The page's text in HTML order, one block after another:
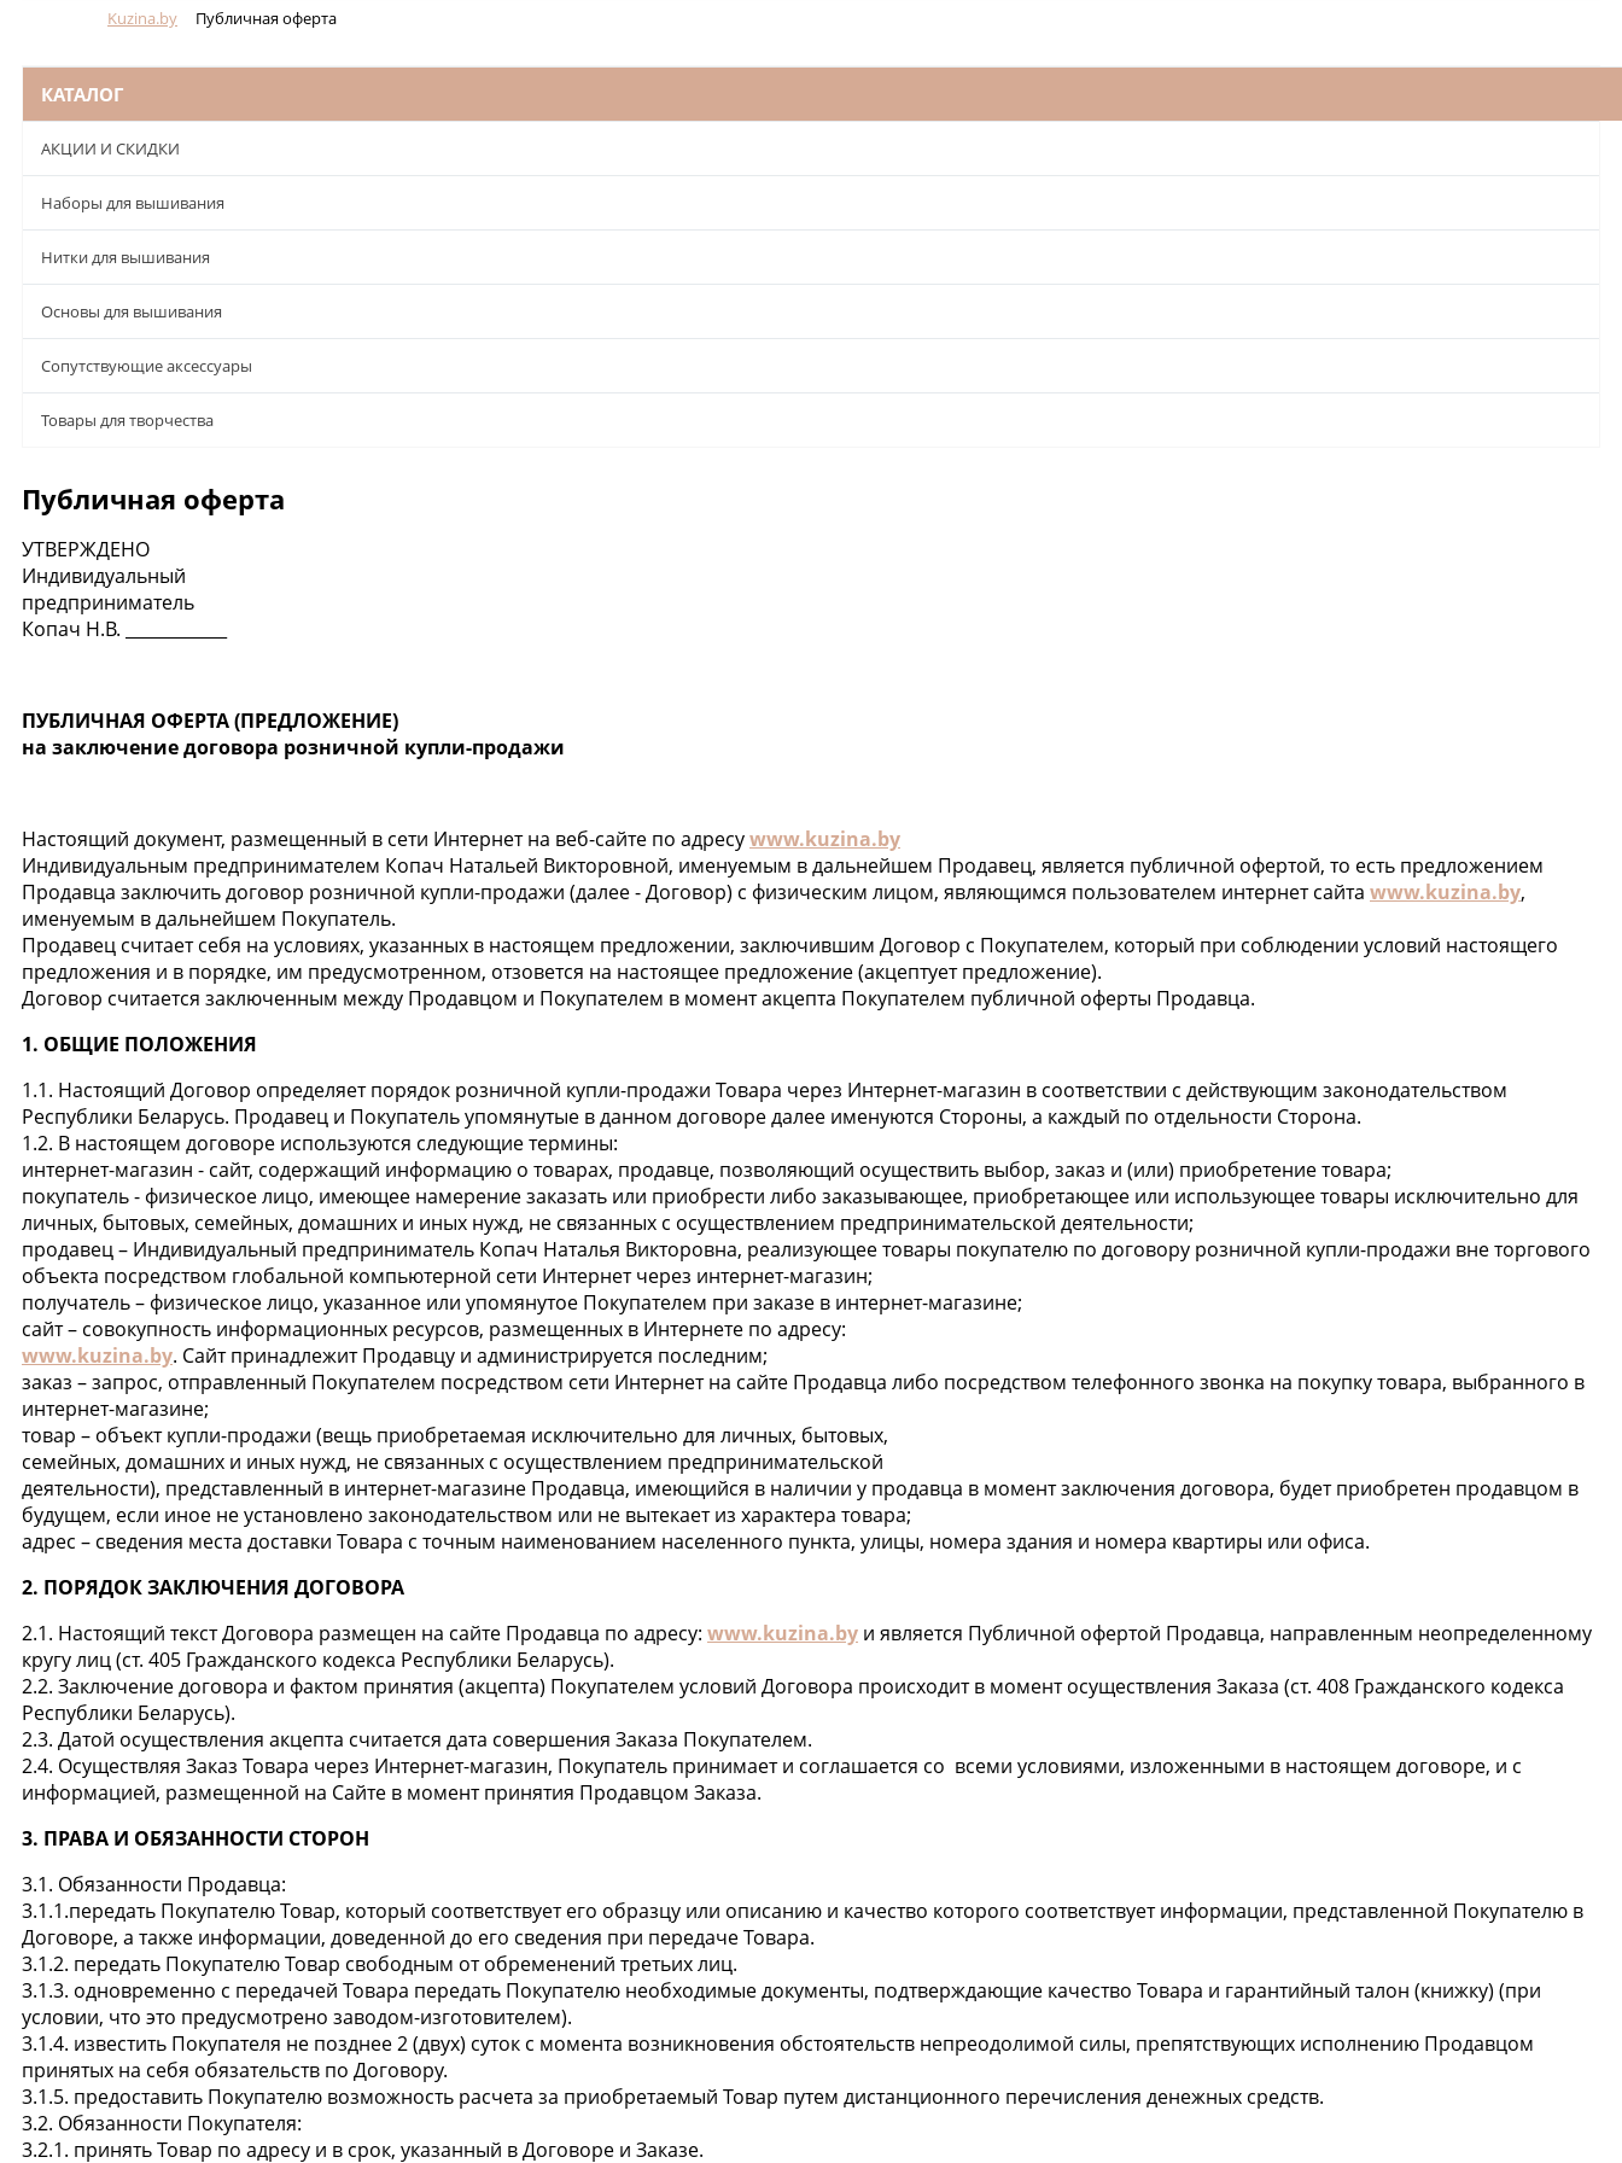
Kuzina.by Публичная оферта
КАТАЛОГ
АКЦИИ И СКИДКИ
Наборы для вышивания
Нитки для вышивания
Основы для вышивания
Сопутствующие аксессуары
Товары для творчества
Публичная оферта
УТВЕРЖДЕНО
Индивидуальный
предприниматель
Копач Н.В. ____________
ПУБЛИЧНАЯ ОФЕРТА (ПРЕДЛОЖЕНИЕ)
на заключение договора розничной купли-продажи
Настоящий документ, размещенный в сети Интернет на веб-сайте по адресуwww.kuzina.by
Индивидуальным предпринимателем Копач Натальей Викторовной, именуемым в дальнейшем Продавец, является публичной офертой, то есть предложением
Продавца заключить договор розничной купли-продажи (далее - Договор) с физическим лицом, являющимся пользователем интернет сайта www.kuzina.by,
именуемым в дальнейшем Покупатель.
Продавец считает себя на условиях, указанных в настоящем предложении, заключившим Договор с Покупателем, который при соблюдении условий настоящего
предложения и в порядке, им предусмотренном, отзовется на настоящее предложение (акцептует предложение).
Договор считается заключенным между Продавцом и Покупателем в момент акцепта Покупателем публичной оферты Продавца.
1. ОБЩИЕ ПОЛОЖЕНИЯ
1.1. Настоящий Договор определяет порядок розничной купли-продажи Товара через Интернет-магазин в соответствии с действующим законодательством
Республики Беларусь. Продавец и Покупатель упомянутые в данном договоре далее именуются Стороны, а каждый по отдельности Сторона.
1.2. В настоящем договоре используются следующие термины:
интернет-магазин - сайт, содержащий информацию о товарах, продавце, позволяющий осуществить выбор, заказ и (или) приобретение товара;
покупатель - физическое лицо, имеющее намерение заказать или приобрести либо заказывающее, приобретающее или использующее товары исключительно для
личных, бытовых, семейных, домашних и иных нужд, не связанных с осуществлением предпринимательской деятельности;
продавец – Индивидуальный предприниматель Копач Наталья Викторовна, реализующее товары покупателю по договору розничной купли-продажи вне торгового
объекта посредством глобальной компьютерной сети Интернет через интернет-магазин;
получатель – физическое лицо, указанное или упомянутое Покупателем при заказе в интернет-магазине;
сайт – совокупность информационных ресурсов, размещенных в Интернете по адресу:
www.kuzina.by. Сайт принадлежит Продавцу и администрируется последним;
заказ – запрос, отправленный Покупателем посредством сети Интернет на сайте Продавца либо посредством телефонного звонка на покупку товара, выбранного в
интернет-магазине;
товар – объект купли-продажи (вещь приобретаемая исключительно для личных, бытовых,
семейных, домашних и иных нужд, не связанных с осуществлением предпринимательской
деятельности), представленный в интернет-магазине Продавца, имеющийся в наличии у продавца в момент заключения договора, будет приобретен продавцом в
будущем, если иное не установлено законодательством или не вытекает из характера товара;
адрес – сведения места доставки Товара с точным наименованием населенного пункта, улицы, номера здания и номера квартиры или офиса.
2. ПОРЯДОК ЗАКЛЮЧЕНИЯ ДОГОВОРА
2.1. Настоящий текст Договора размещен на сайте Продавца по адресу: www.kuzina.by и является Публичной офертой Продавца, направленным неопределенному
кругу лиц (ст. 405 Гражданского кодекса Республики Беларусь).
2.2. Заключение договора и фактом принятия (акцепта) Покупателем условий Договора происходит в момент осуществления Заказа (ст. 408 Гражданского кодекса
Республики Беларусь).
2.3. Датой осуществления акцепта считается дата совершения Заказа Покупателем.
2.4. Осуществляя Заказ Товара через Интернет-магазин, Покупатель принимает и соглашается со всеми условиями, изложенными в настоящем договоре, и с
информацией, размещенной на Сайте в момент принятия Продавцом Заказа.
3. ПРАВА И ОБЯЗАННОСТИ СТОРОН
3.1. Обязанности Продавца:
3.1.1.передать Покупателю Товар, который соответствует его образцу или описанию и качество которого соответствует информации, представленной Покупателю в
Договоре, а также информации, доведенной до его сведения при передаче Товара.
3.1.2. передать Покупателю Товар свободным от обременений третьих лиц.
3.1.3. одновременно с передачей Товара передать Покупателю необходимые документы, подтверждающие качество Товара и гарантийный талон (книжку) (при
условии, что это предусмотрено заводом-изготовителем).
3.1.4. известить Покупателя не позднее 2 (двух) суток с момента возникновения обстоятельств непреодолимой силы, препятствующих исполнению Продавцом
принятых на себя обязательств по Договору.
3.1.5. предоставить Покупателю возможность расчета за приобретаемый Товар путем дистанционного перечисления денежных средств.
3.2. Обязанности Покупателя:
3.2.1. принять Товар по адресу и в срок, указанный в Договоре и Заказе.